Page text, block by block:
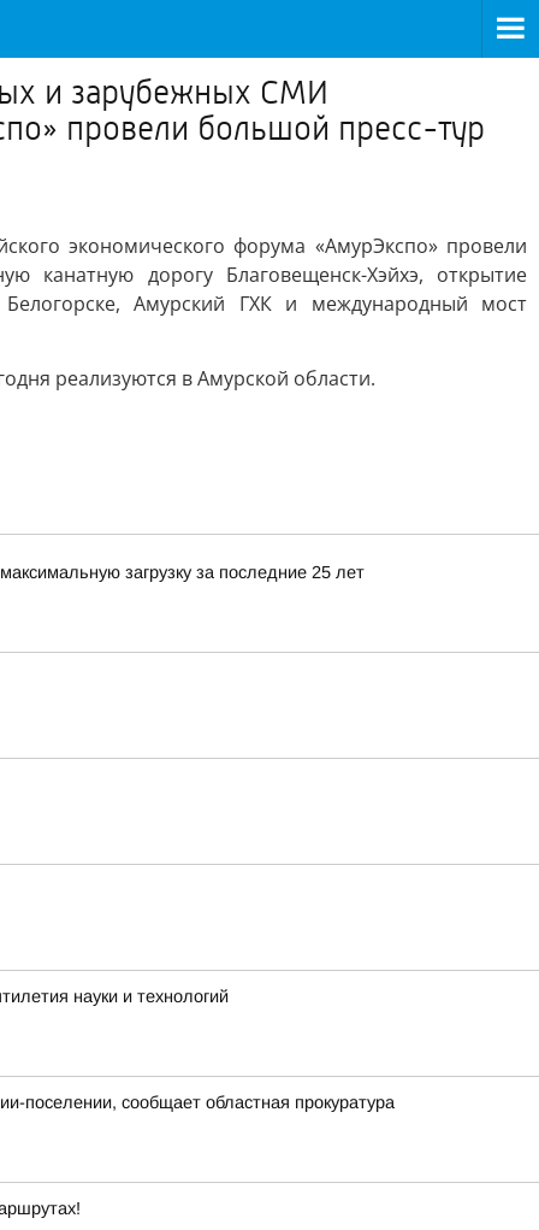
и зарубежных СМИ
провели большой пресс-тур
экономического форума «АмурЭкспо» провели
канатную дорогу Благовещенск-Хэйхэ, открытие
Амурский ГХК и международный мост
реализуются в Амурской области.
загрузку за последние 25 лет
науки и технологий
поселении, сообщает областная прокуратура